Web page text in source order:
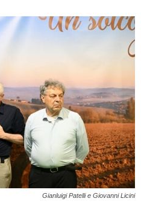
Gianluigi Patelli e Giovanni Licini